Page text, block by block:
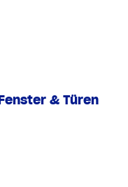
& Türen